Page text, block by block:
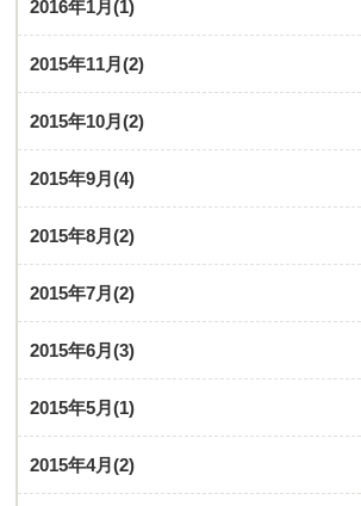
2016年1月(1)
2015年11月(2)
2015年10月(2)
2015年9月(4)
2015年8月(2)
2015年7月(2)
2015年6月(3)
2015年5月(1)
2015年4月(2)